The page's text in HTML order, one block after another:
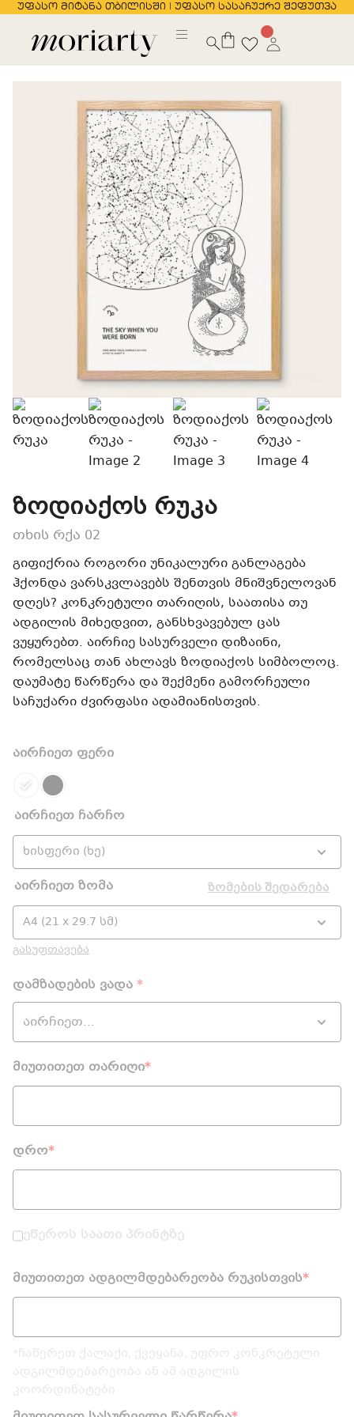
უფასო მიტანა თბილისში | უფასო სასაჩუქრე შეფუთვა
ზოდიაქოს რუკა
თხის რქა 02
გიფიქრია როგორი უნიკალური განლაგება
ჰქონდა ვარსკვლავებს შენთვის მნიშვნელოვან
დღეს? კონკრეტული თარიღის, საათისა თუ
ადგილის მიხედვით, განსხვავებულ ცას
ვუყურებთ. აირჩიე სასურველი დიზაინი,
რომელსაც თან ახლავს ზოდიაქოს სიმბოლოც.
დაუმატე წარწერა და შექმენი გამორჩეული
საჩუქარი ძვირფასი ადამიანისთვის.
აირჩიეთ ფერი
აირჩიეთ ჩარჩო
აირჩიეთ ზომა ზომების შედარება
გასუფთავება
დამზადების ვადა *
მიუთითეთ თარიღი*
დრო*
ეწეროს საათი პრინტზე
მიუთითეთ ადგილმდებარეობა რუკისთვის*
*ჩაწერეთ ქალაქი, ქვეყანა, უფრო კონკრეტული
ადგილმდებარეობა ან ამ ადგილის
კოორდინატები